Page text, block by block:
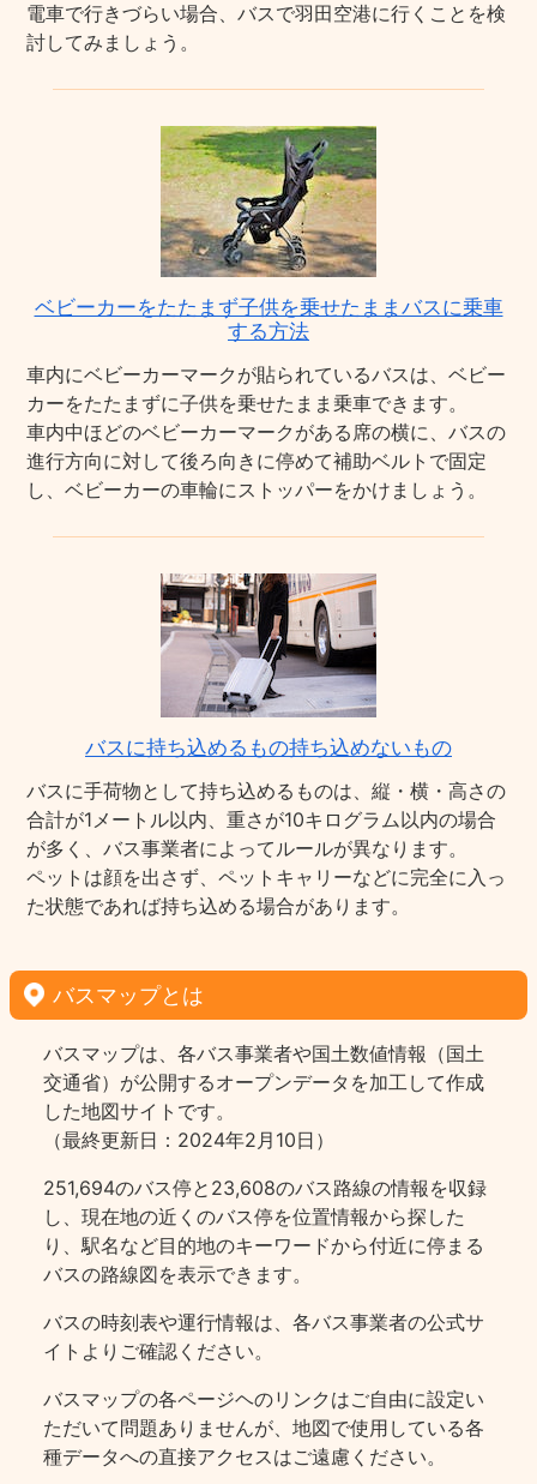
電車で行きづらい場合、バスで羽田空港に行くことを検
討してみましょう。
ベビーカーをたたまず子供を乗せたままバスに乗車
する方法
車内にベビーカーマークが貼られているバスは、ベビー
カーをたたまずに子供を乗せたまま乗車できます。
車内中ほどのベビーカーマークがある席の横に、バスの
進行方向に対して後ろ向きに停めて補助ベルトで固定
し、ベビーカーの車輪にストッパーをかけましょう。
バスに持ち込めるもの持ち込めないもの
バスに手荷物として持ち込めるものは、縦・横・高さの
合計が1メートル以内、重さが10キログラム以内の場合
が多く、バス事業者によってルールが異なります。
ペットは顔を出さず、ペットキャリーなどに完全に入っ
た状態であれば持ち込める場合があります。
バスマップとは
バスマップは、各バス事業者や国土数値情報（国土
交通省）が公開するオープンデータを加工して作成
した地図サイトです。
（最終更新日：2024年2月10日）
251,694のバス停と23,608のバス路線の情報を収録
し、現在地の近くのバス停を位置情報から探した
り、駅名など目的地のキーワードから付近に停まる
バスの路線図を表示できます。
バスの時刻表や運行情報は、各バス事業者の公式サ
イトよりご確認ください。
バスマップの各ページヘのリンクはご自由に設定い
ただいて問題ありませんが、地図で使用している各
種データへの直接アクセスはご遠慮ください。